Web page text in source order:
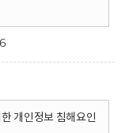
개인정보 침해요인